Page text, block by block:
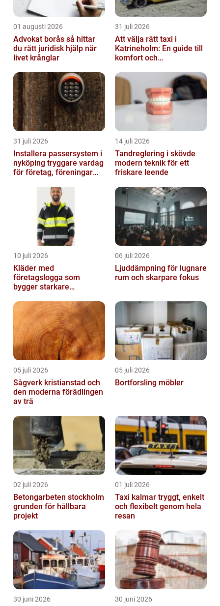
01 augusti 2026
Advokat borås så hittar
du rätt juridisk hjälp när
livet krånglar
31 juli 2026
Att välja rätt taxi i
Katrineholm: En guide till
komfort och
31 juli 2026
Installera passersystem i
nyköping tryggare vardag
för företag, föreningar
14 juli 2026
Tandreglering i skövde
modern teknik för ett
friskare leende
10 juli 2026
Kläder med
företagslogga som
bygger starkare
06 juli 2026
Ljuddämpning för lugnare
rum och skarpare fokus
05 juli 2026
Sågverk kristianstad och
den moderna förädlingen
av trä
05 juli 2026
Bortforsling möbler
02 juli 2026
Betongarbeten stockholm
grunden för hållbara
projekt
01 juli 2026
Taxi kalmar tryggt, enkelt
och flexibelt genom hela
resan
30 juni 2026 30 juni 2026